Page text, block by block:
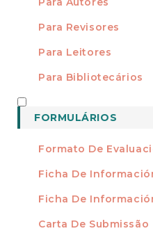
Para Revisores
Para Leitores
Para Bibliotecários
FORMULÁRIOS
Formato De
Ficha De
Ficha De
Carta De Submissão